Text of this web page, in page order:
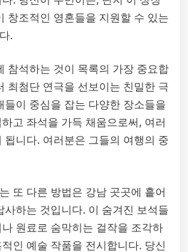
창조적인 영혼들을 지원할 수 있는
.
참석하는 것이 목록의 가장 중요합
최첨단 연극을 선보이는 친밀한 극
들이 중심을 잡는 다양한 장소들을
고 좌석을 가득 채움으로써, 여러
됩니다. 여러분은 그들의 여행의 중
또 다른 방법은 강남 곳곳에 흩어
사하는 것입니다. 이 숨겨진 보석들
원료로 숨막히는 걸작을 조각하
인 예술 작품을 전시합니다. 당신